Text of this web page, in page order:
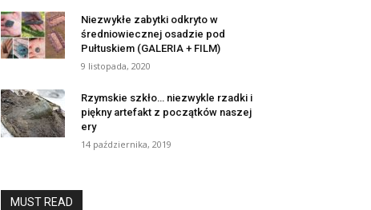
Niezwykłe zabytki odkryto w
średniowiecznej osadzie pod
Pułtuskiem (GALERIA + FILM)
9 listopada, 2020
Rzymskie szkło… niezwykle rzadki i
piękny artefakt z początków naszej
ery
14 października, 2019
MUST READ